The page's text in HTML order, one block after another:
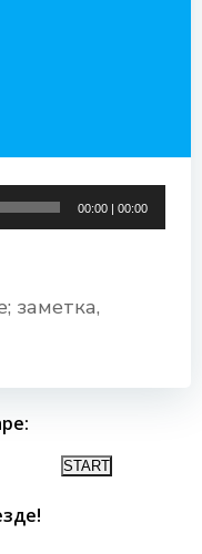
00:00 |00:00
заметка,